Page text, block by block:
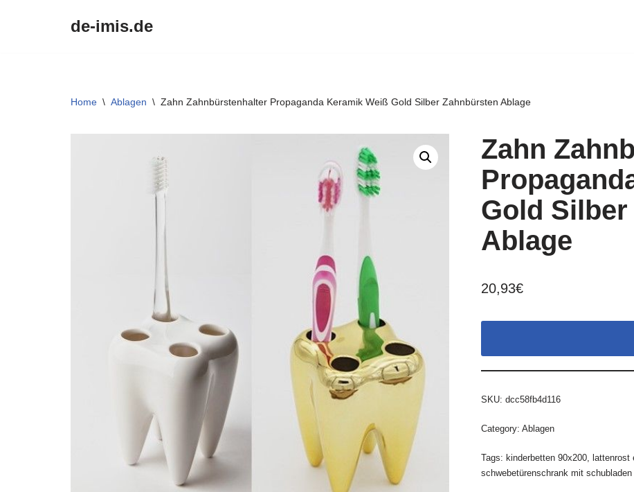
de-imis.de
Home \ Ablagen \ Zahn Zahnbürstenhalter Propaganda Keramik Weiß Gold Silber Zahnbürsten Ablage
Zahn
Gold
Ablage
20,93€
SKU: dcc58fb4d116
Category: Ablagen
Tags: kinderbetten 90x200, lattenrost
schwebetürenschrank mit schubladen